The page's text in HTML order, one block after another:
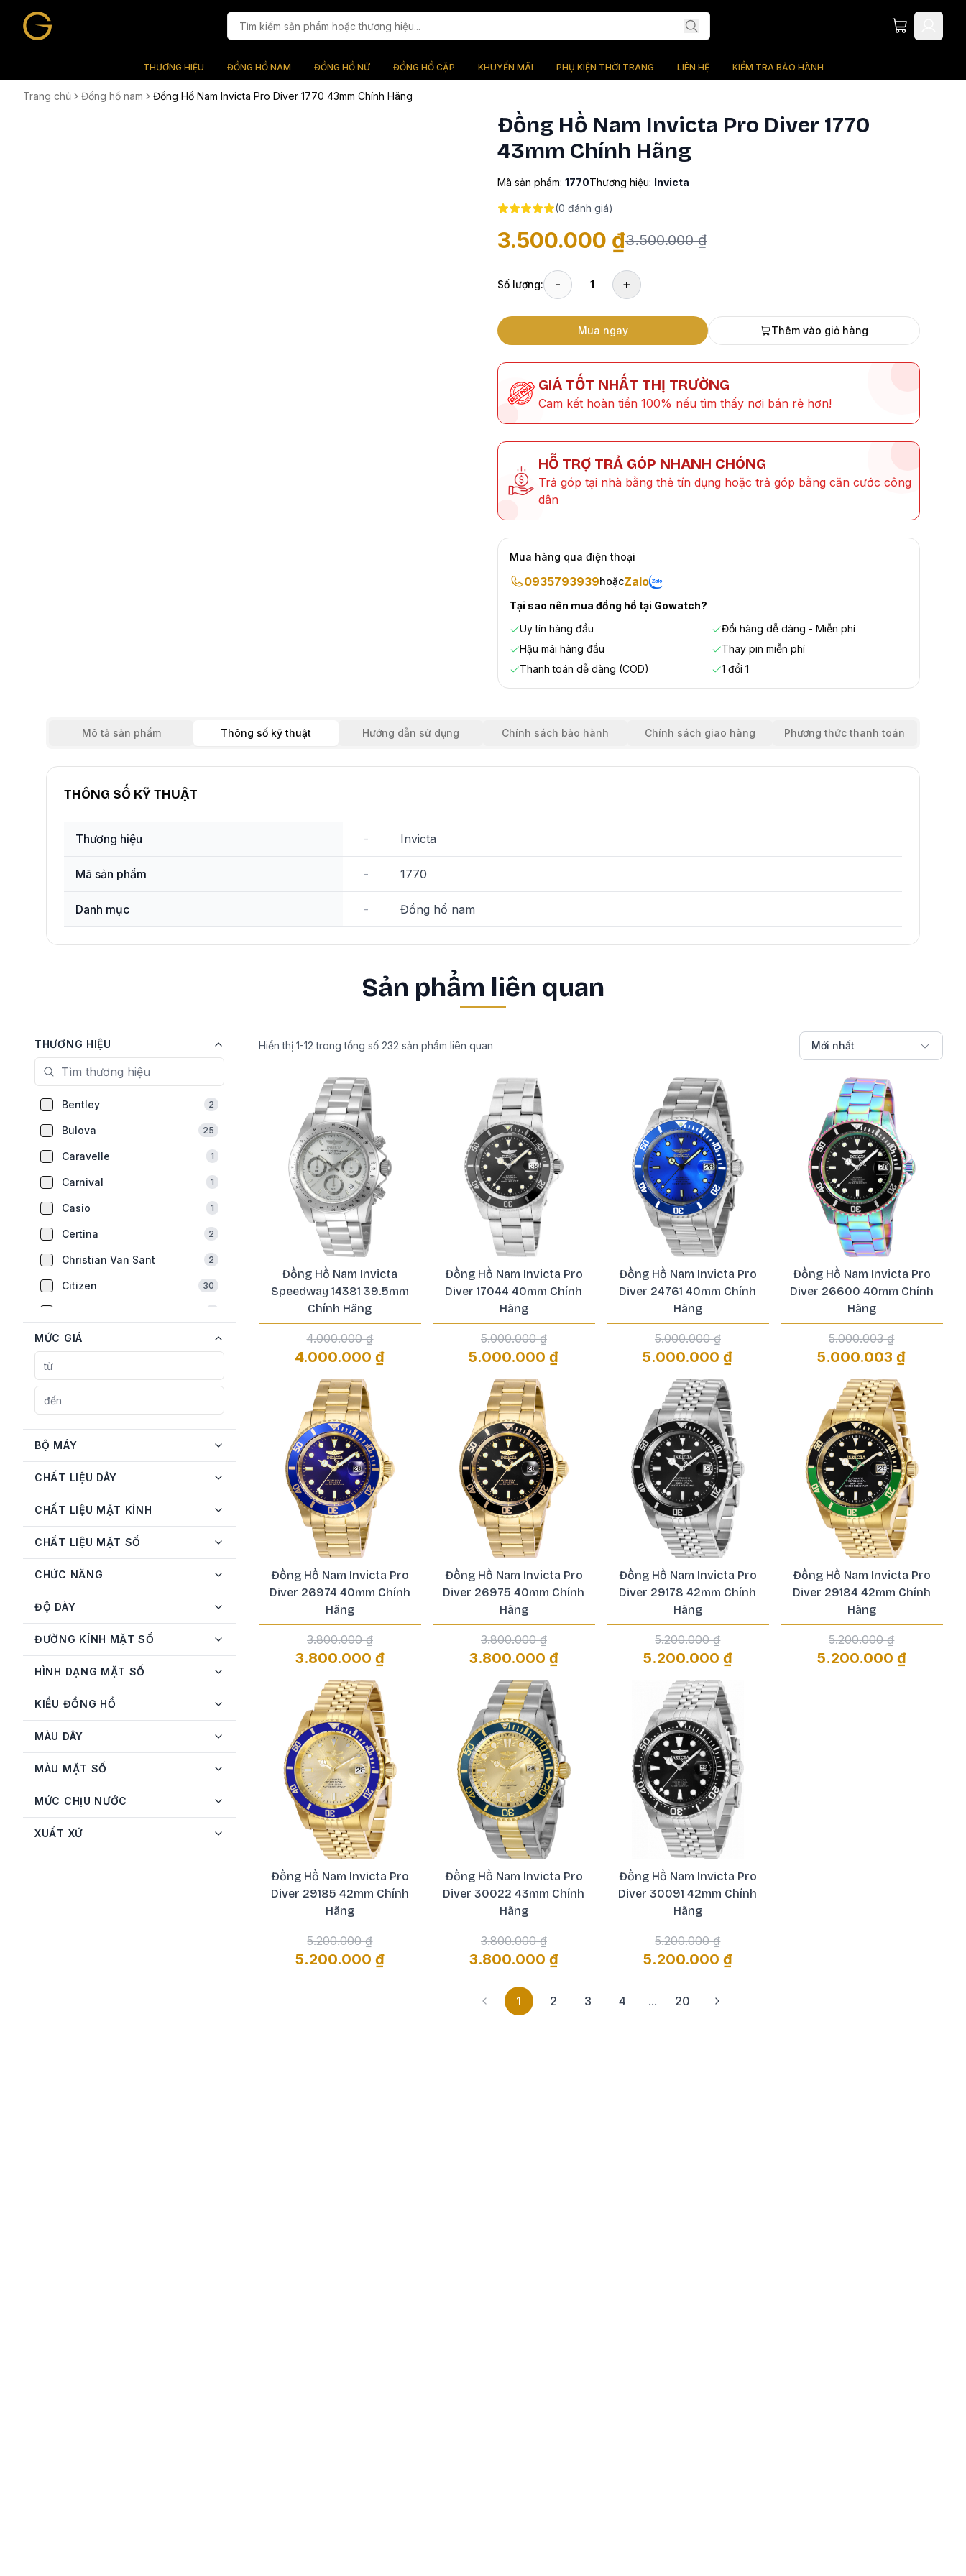
THƯƠNG HIỆU ĐỒNG HỒ NAM ĐỒNG HỒ NỮ ĐỒNG HỒ CẶP KHUYẾN MÃI PHỤ KIỆN THỜI TRANG LIÊN HỆ KIỂM TRA BẢO HÀNH
Trang chủ Đồng hồ nam Đồng Hồ Nam Invicta Pro Diver 1770 43mm Chính Hãng
Đồng Hồ Nam Invicta Pro Diver 1770
43mm Chính Hãng
Mã sản phẩm: 1770Thương hiệu: Invicta
(0 đánh giá)
3.500.000 ₫3.500.000 ₫
Số lượng: - 1 +
Mua ngay Thêm vào giỏ hàng
GIÁ TỐT NHẤT THỊ TRƯỜNG
Cam kết hoàn tiền 100% nếu tìm thấy nơi bán rẻ hơn!
HỖ TRỢ TRẢ GÓP NHANH CHÓNG
Trả góp tại nhà bằng thẻ tín dụng hoặc trả góp bằng căn cước công
dân
Mua hàng qua điện thoại
0935793939hoặcZalo
Tại sao nên mua đồng hồ tại Gowatch?
Uy tín hàng đầu
Đổi hàng dễ dàng - Miễn phí
Hậu mãi hàng đầu
Thay pin miễn phí
Thanh toán dễ dàng (COD)
1 đổi 1
Mô tả sản phẩm Thông số kỹ thuật Hướng dẫn sử dụng Chính sách bảo hành Chính sách giao hàng Phương thức thanh toán
THÔNG SỐ KỸ THUẬT
Thương hiệu - Invicta
Mã sản phẩm - 1770
Danh mục - Đồng hồ nam
Sản phẩm liên quan
THƯƠNG HIỆU
Bentley 2
Bulova 25
Caravelle 1
Carnival 1
Casio 1
Certina 2
Christian Van Sant 2
Citizen 30
Emporio Armani
Frederique Constant 5
Gucci 1
Guess
Invicta 71
JBW
Longines
MATHEY-TISSOT
Mido 2
Olym Pianus
Orient
Philipp Plein 1
Raymond Weil
Salvatore Ferragamo
Seiko
MỨC GIÁ
BỘ MÁY
CHẤT LIỆU DÂY
CHẤT LIỆU MẶT KÍNH
CHẤT LIỆU MẶT SỐ
CHỨC NĂNG
ĐỘ DÀY
ĐƯỜNG KÍNH MẶT SỐ
HÌNH DẠNG MẶT SỐ
KIỂU ĐỒNG HỒ
MÀU DÂY
MÀU MẶT SỐ
MỨC CHỊU NƯỚC
XUẤT XỨ
Hiển thị 1-12 trong tổng số 232 sản phẩm liên quan Mới nhất
Đồng Hồ Nam Invicta
Speedway 14381 39.5mm
Chính Hãng
4.000.000 ₫
4.000.000 ₫
Đồng Hồ Nam Invicta Pro
Diver 17044 40mm Chính
Hãng
5.000.000 ₫
5.000.000 ₫
Đồng Hồ Nam Invicta Pro
Diver 24761 40mm Chính
Hãng
5.000.000 ₫
5.000.000 ₫
Đồng Hồ Nam Invicta Pro
Diver 26600 40mm Chính
Hãng
5.000.003 ₫
5.000.003 ₫
Đồng Hồ Nam Invicta Pro
Diver 26974 40mm Chính
Hãng
3.800.000 ₫
3.800.000 ₫
Đồng Hồ Nam Invicta Pro
Diver 26975 40mm Chính
Hãng
3.800.000 ₫
3.800.000 ₫
Đồng Hồ Nam Invicta Pro
Diver 29178 42mm Chính
Hãng
5.200.000 ₫
5.200.000 ₫
Đồng Hồ Nam Invicta Pro
Diver 29184 42mm Chính
Hãng
5.200.000 ₫
5.200.000 ₫
Đồng Hồ Nam Invicta Pro
Diver 29185 42mm Chính
Hãng
5.200.000 ₫
5.200.000 ₫
Đồng Hồ Nam Invicta Pro
Diver 30022 43mm Chính
Hãng
3.800.000 ₫
3.800.000 ₫
Đồng Hồ Nam Invicta Pro
Diver 30091 42mm Chính
Hãng
5.200.000 ₫
5.200.000 ₫
1 2 3 4 ... 20